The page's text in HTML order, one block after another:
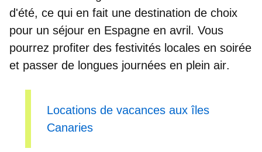
d'été, ce qui en fait une destination de choix
pour un séjour en Espagne en avril. Vous
pourrez profiter des festivités locales en soirée
et passer de longues journées en plein air.
Locations de vacances aux îles
Canaries